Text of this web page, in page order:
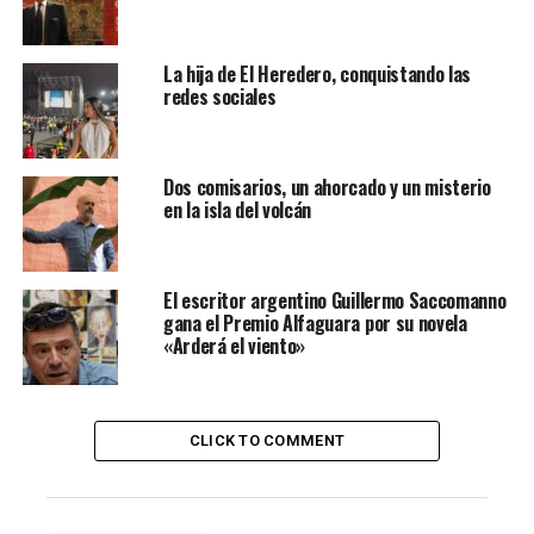
Alas de sangre, de Rebecca Yarros.
Todos estos libros virales de TikTok están contagiando
la lectura a una generación que parecía haber perdido
este hábito. Es más, algunas librerías han empezado a
adaptarse a esta tendencia y ofrecen un espacio
específico en sus estanterías para facilitarles la
búsqueda de ese libro que han visto en el top de
recomendaciones de su booktoker favorito.
Le puede interesar:La poesía de Leonardo Padrón
por Madrid
Contenidos de la entrada
El fenómeno de BookTok
La hija de El Heredero, conquistando las
redes sociales
Dos comisarios, un ahorcado y un misterio
en la isla del volcán
El escritor argentino Guillermo Saccomanno
gana el Premio Alfaguara por su novela
«Arderá el viento»
CLICK TO COMMENT